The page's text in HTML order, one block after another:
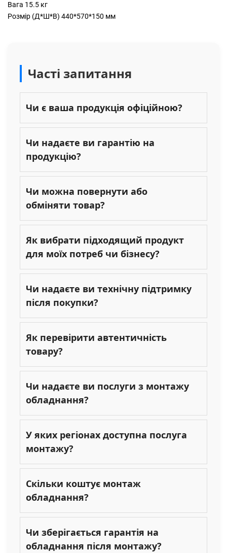
Вага 15.5 кг
Розмір (Д*Ш*В) 440*570*150 мм
Часті запитання
Чи є ваша продукція офіційною?
Чи надаєте ви гарантію на
продукцію?
Чи можна повернути або
обміняти товар?
Як вибрати підходящий продукт
для моїх потреб чи бізнесу?
Чи надаєте ви технічну підтримку
після покупки?
Як перевірити автентичність
товару?
Чи надаєте ви послуги з монтажу
обладнання?
У яких регіонах доступна послуга
монтажу?
Скільки коштує монтаж
обладнання?
Чи зберігається гарантія на
обладнання після монтажу?